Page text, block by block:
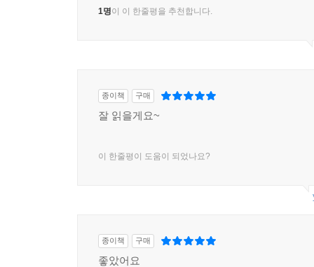
1명이 이 한줄평을 추천합니다.
종이책 구매
잘 읽을게요~
이 한줄평이 도움이 되었나요?
종이책 구매
좋았어요